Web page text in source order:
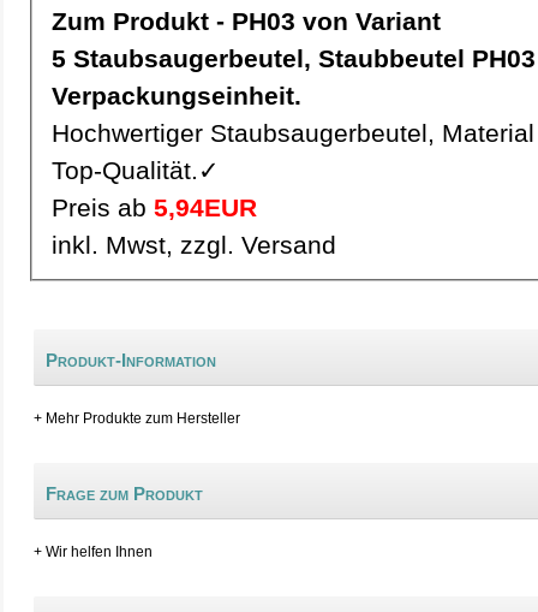
Zum Produkt - PH03 von Variant
5 Staubsaugerbeutel, Staubbeutel PH03 pro
Verpackungseinheit.
Hochwertiger Staubsaugerbeutel,
Top-Qualität.✓
Preis ab 5,94EUR
inkl. Mwst, zzgl. Versand
Produkt-Information
+ Mehr Produkte zum Hersteller
Frage zum Produkt
+ Wir helfen Ihnen